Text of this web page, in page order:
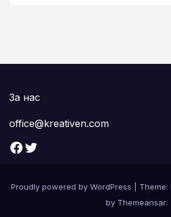
За нас
office@kreativen.com
Facebook Twitter
Proudly powered by WordPress
Theme:
by Themeansar.